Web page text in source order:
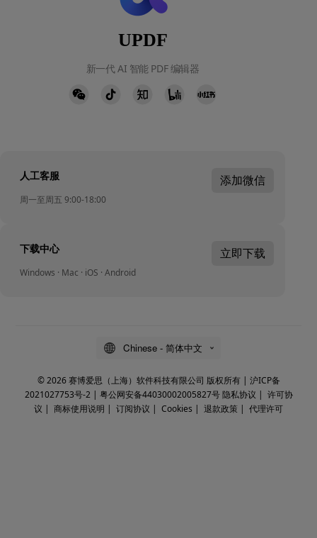
UPDF
新一代 AI 智能 PDF 编辑器
人工客服
周一至周五 9:00-18:00
添加微信
下载中心
Windows · Mac · iOS · Android
立即下载
Chinese - 简体中文
© 2026 赛博爱思（上海）软件科技有限公司 版权所有 | 沪ICP备
2021027753号-2| 粤公网安备44030002005827号 隐私协议 | 许可协
议 | 商标使用说明 | 订阅协议 | Cookies | 退款政策 | 代理许可